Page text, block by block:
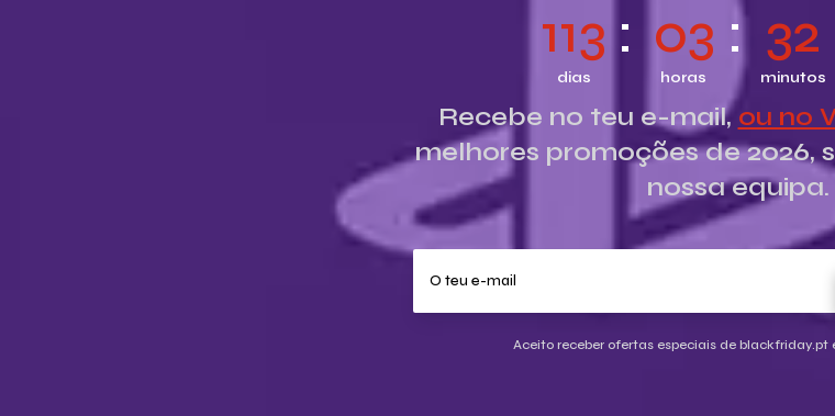
113
dias
03
horas
32
minutos
Recebe no teu e-mail,ou no
melhores promoções de 2026,
nossa equipa.
O teu e-
Aceito receber ofertas especiais de blackfriday.pt